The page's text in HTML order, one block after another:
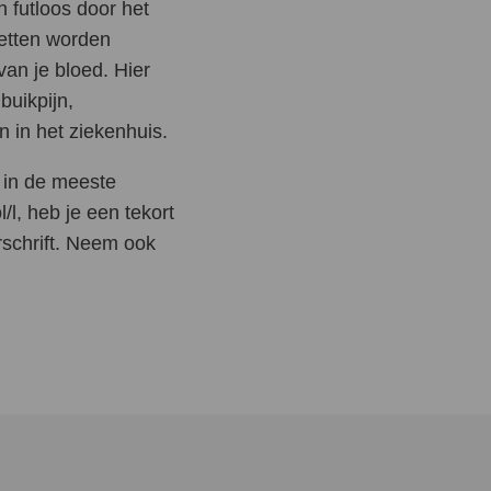
gebit
aandoeningen
futloos door het
worden
je bloed. Hier
in het ziekenhuis.
de meeste
l, heb je een tekort
Neem ook